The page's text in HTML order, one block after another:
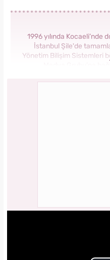
1996 yılında
İstanbul Şile'de
Yönetim Bilişim Sistemleri
Medya Grubu’na